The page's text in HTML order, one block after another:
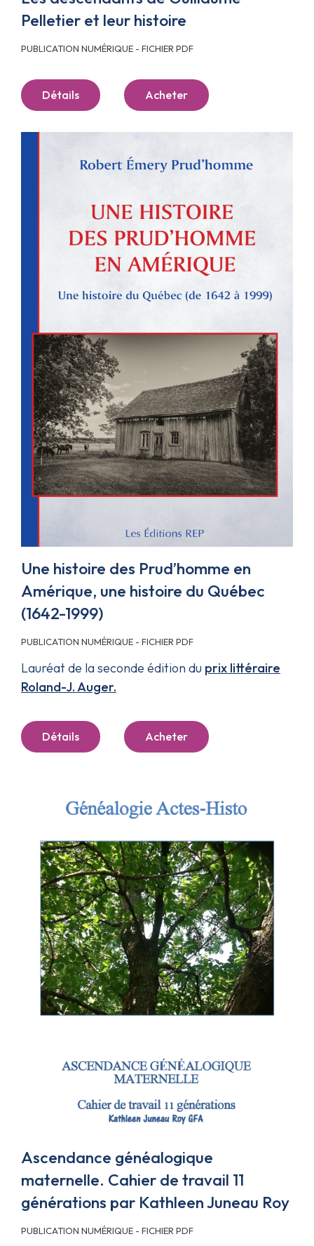
Pelletier et leur histoire
PUBLICATION NUMÉRIQUE - FICHIER PDF
Détails Acheter
Une histoire des Prud’homme en
Amérique, une histoire du Québec
(1642-1999)
PUBLICATION NUMÉRIQUE - FICHIER PDF
Lauréat de la seconde édition du prix littéraire
Roland-J. Auger.
Détails Acheter
Ascendance généalogique
maternelle. Cahier de travail 11
générations par Kathleen Juneau Roy
PUBLICATION NUMÉRIQUE - FICHIER PDF